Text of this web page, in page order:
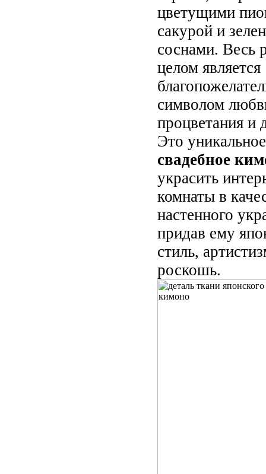
цветущими
сакурой и
соснами. Весь
целом является
символом
процветания и
Это
свадебное
украсить
комнаты в
настенного
придав ему
стиль,
роскошь.